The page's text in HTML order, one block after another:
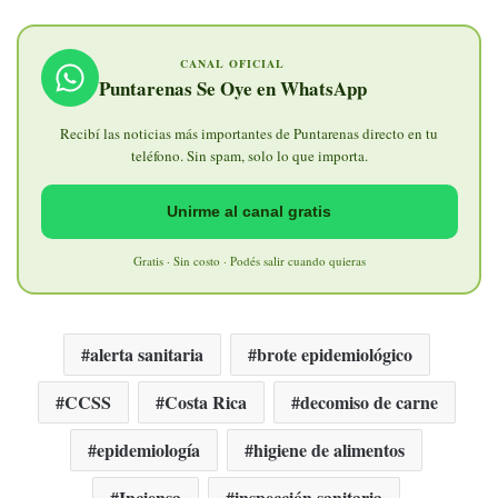
CANAL OFICIAL
Puntarenas Se Oye en WhatsApp
Recibí las noticias más importantes de Puntarenas directo en tu
teléfono. Sin spam, solo lo que importa.
Unirme al canal gratis
Gratis · Sin costo · Podés salir cuando quieras
alerta sanitaria
brote epidemiológico
CCSS
Costa Rica
decomiso de carne
epidemiología
higiene de alimentos